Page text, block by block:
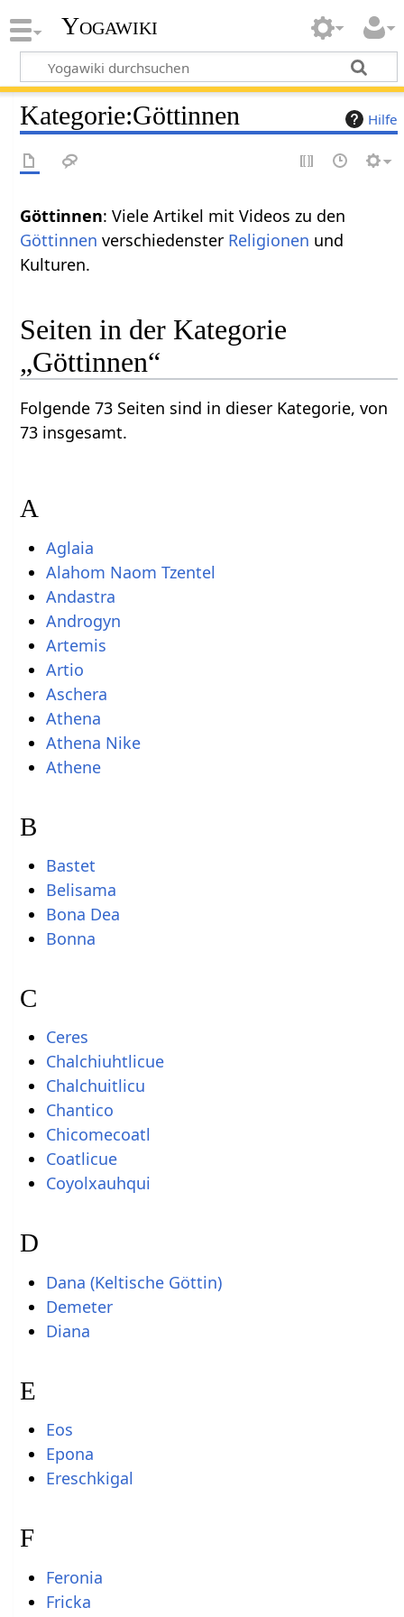
Yogawiki
Hilfe
Kategorie:Göttinnen
Göttinnen: Viele Artikel mit Videos zu den
Göttinnen verschiedenster Religionen und
Kulturen.
Seiten in der Kategorie
„Göttinnen“
Folgende 73 Seiten sind in dieser Kategorie, von
73 insgesamt.
A
Aglaia
Alahom Naom Tzentel
Andastra
Androgyn
Artemis
Artio
Aschera
Athena
Athena Nike
Athene
B
Bastet
Belisama
Bona Dea
Bonna
C
Ceres
Chalchiuhtlicue
Chalchuitlicu
Chantico
Chicomecoatl
Coatlicue
Coyolxauhqui
D
Dana (Keltische Göttin)
Demeter
Diana
E
Eos
Epona
Ereschkigal
F
Feronia
Fricka